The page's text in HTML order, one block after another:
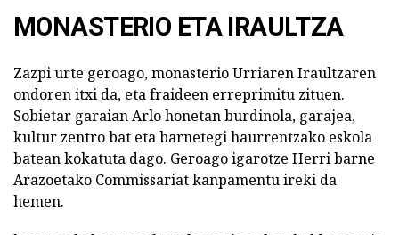
MONASTERIO ETA IRAULTZA
Zazpi urte geroago, monasterio Urriaren Iraultzaren
ondoren itxi da, eta fraideen erreprimitu zituen.
Sobietar garaian Arlo honetan burdinola, garajea,
kultur zentro bat eta barnetegi haurrentzako eskola
batean kokatuta dago. Geroago igarotze Herri barne
Arazoetako Commissariat kanpamentu ireki da
hemen.